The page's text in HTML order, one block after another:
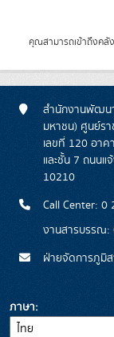
คุณสามารถเข้าถึงคลั
สำนักงานพัฒนา
มหาชน) ศูนย์ร
เลขที่ 120 อา
และชั้น 7 ถนน
10210
Call Center:
งานสารบรรณ:
ฝ่ายจัดการภูมิ
ภาษา